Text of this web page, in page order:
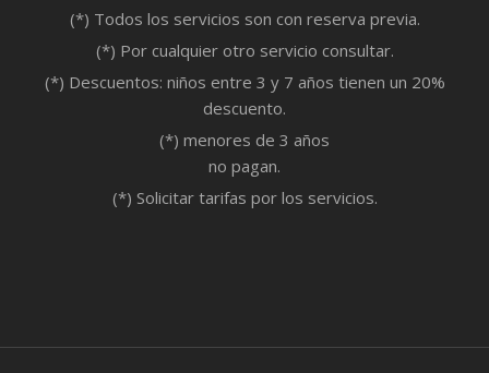
(*) Todos los servicios son con reserva previa.
(*) Por cualquier otro servicio consultar.
(*) Descuentos: niños entre 3 y 7 años tienen un 20%
descuento.
(*) menores de 3 años
no pagan.
(*) Solicitar tarifas por los servicios.